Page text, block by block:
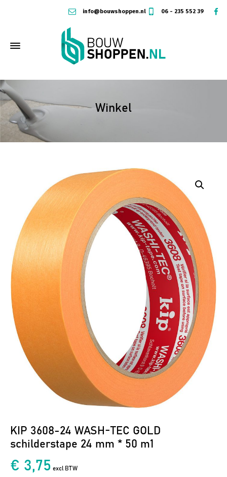
info@bouwshoppen.nl 06 - 235 552 39
Winkel
KIP 3608-24 WASH-TEC GOLD
schilderstape 24 mm * 50 m1
€ 3,75 excl BTW